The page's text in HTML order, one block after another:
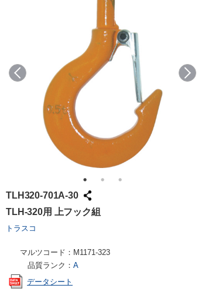
TLH320-701A-30
TLH-320用 上フック組
トラスコ
マルツコード： M1171-323
品質ランク： A
データシート